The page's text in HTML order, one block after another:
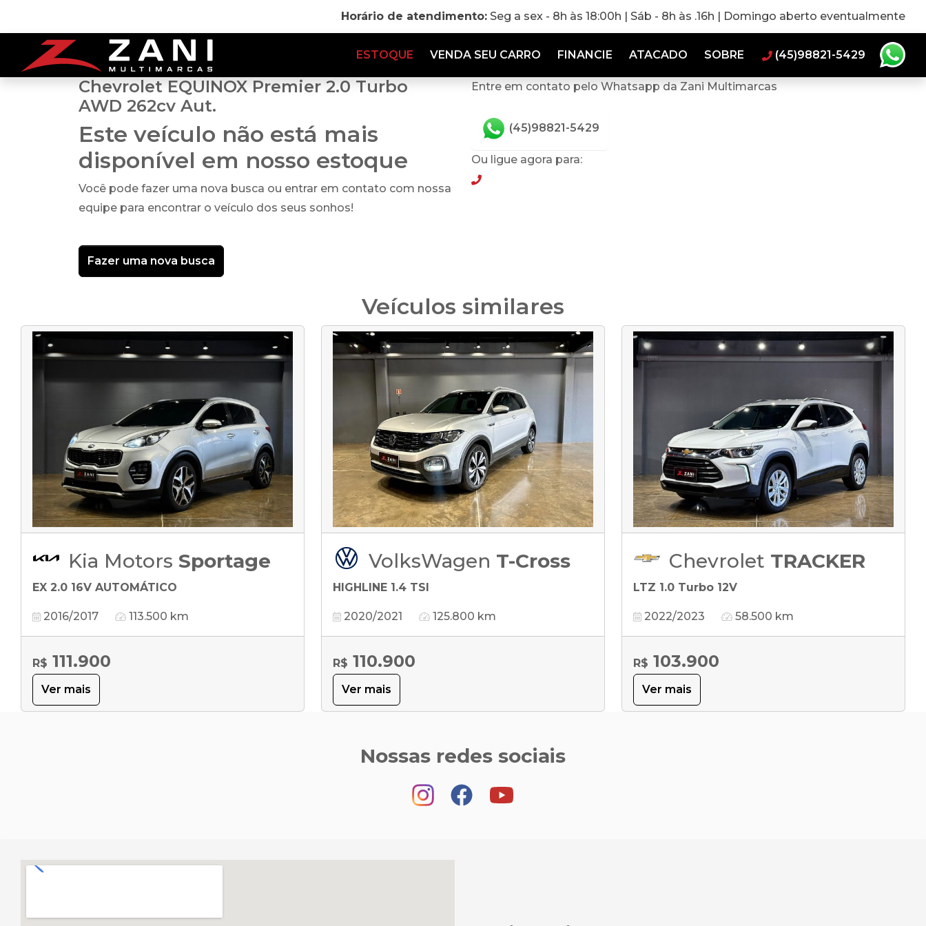
Horário de atendimento: Seg a sex - 8h às 18:00h | Sáb - 8h às .16h | Domingo aberto eventualmente
ESTOQUE VENDA SEU CARRO FINANCIE ATACADO SOBRE (45)98821-5429
Chevrolet EQUINOX Premier 2.0 Turbo
AWD 262cv Aut.
Este veículo não está mais
disponível em nosso estoque
Você pode fazer uma nova busca ou entrar em contato com nossa
equipe para encontrar o veículo dos seus sonhos!
Fazer uma nova busca
Entre em contato pelo Whatsapp da Zani Multimarcas
(45)98821-5429
Ou ligue agora para:
Veículos similares
Kia Motors Sportage
EX 2.0 16V AUTOMÁTICO
2016/2017 113.500 km
R$ 111.900
Ver mais
VolksWagen T-Cross
HIGHLINE 1.4 TSI
2020/2021 125.800 km
R$ 110.900
Ver mais
Chevrolet TRACKER
LTZ 1.0 Turbo 12V
2022/2023 58.500 km
R$ 103.900
Ver mais
Nossas redes sociais